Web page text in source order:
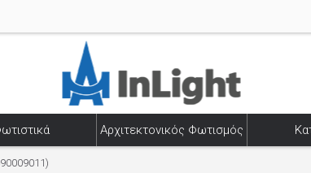
Αρχιτεκτονικός Φωτισμός